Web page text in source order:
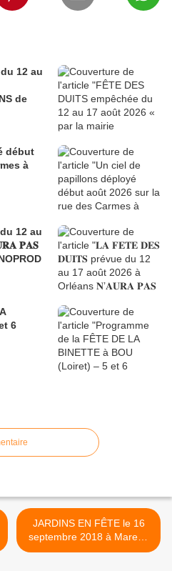
12 au
début
à
12 au
𝐏𝐀𝐒
JARDINS EN FÊTE le 16
septembre 2018 à Mareau
aux Prés : Téléchargez le